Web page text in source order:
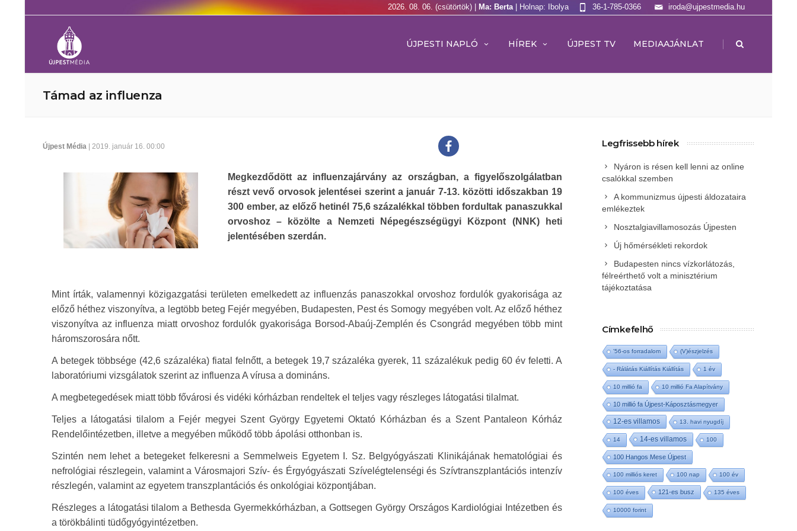
2026. 08. 06. (csütörtök) | Ma: Berta | Holnap: Ibolya iroda@ujpestmedia.hu
36-1-785-0366
ÚJPESTI NAPLÓ HÍREK ÚJPEST TV MEDIAAJÁNLAT |
Támad az influenza
Újpest Média | 2019. január 16. 00:00
Megkezdődött az influenzajárvány az országban, a figyelőszolgálatban
részt vevő orvosok jelentései szerint a január 7-13. közötti időszakban 19
300 ember, az előző hetinél 75,6 százalékkal többen fordultak panaszukkal
orvoshoz – közölte a Nemzeti Népegészségügyi Központ (NNK) heti
jelentésében szerdán.
Mint írták, valamennyi közigazgatási területen emelkedett az influenzás panaszokkal orvoshoz fordulók gyakorisága az
előző héthez viszonyítva, a legtöbb beteg Fejér megyében, Budapesten, Pest és Somogy megyében volt. Az előző héthez
viszonyítva az influenza miatt orvoshoz fordulók gyakorisága Borsod-Abaúj-Zemplén és Csongrád megyében több mint
háromszorosára nőtt.
A betegek többsége (42,6 százaléka) fiatal felnőtt, a betegek 19,7 százaléka gyerek, 11 százalékuk pedig 60 év feletti. A
laboratóriumi vizsgálatok szerint az influenza A vírusa a domináns.
A megbetegedések miatt több fővárosi és vidéki kórházban rendeltek el teljes vagy részleges látogatási tilalmat.
Teljes a látogatási tilalom a Fejér megyei Szent György Egyetemi Oktató Kórházban és a Szent Pantaleon Kórház
Rendelőintézetben, illetve a megyében működő több ápolási otthonban is.
Szintén nem lehet a betegeket felkeresni a Semmelweis Egyetem I. Sz. Belgyógyászati Klinikájának hematológiai és
nefrológiai részlegein, valamint a Városmajori Szív- és Érgyógyászati Szívelégtelenségi és Szívtranszplantációs intenzív
részlegén, valamint az egyetem transzplantációs és onkológiai központjában.
Részleges a látogatási tilalom a Bethesda Gyermekkórházban, a Gottsegen György Országos Kardiológiai Intézetben és
a törökbálinti tüdőgyógyintézetben.
Legfrissebb hírek
Nyáron is résen kell lenni az online
csalókkal szemben
A kommunizmus újpesti áldozataira
emlékeztek
Nosztalgiavillamosozás Újpesten
Új hőmérsékleti rekordok
Budapesten nincs vízkorlátozás,
félreérthető volt a minisztérium
tájékoztatása
Címkefelhő
'56-os forradalom (V)észjelzés
- Rálátás Kiállítás Kiállítás 1 év
10 millió fa 10 millió Fa Alapítvány
10 millió fa Újpest-Káposztásmegyer
12-es villamos 13. havi nyugdíj
14 14-es villamos 100
100 Hangos Mese Újpest
100 milliós keret 100 nap 100 év
100 éves 121-es busz 135 éves
10000 forint